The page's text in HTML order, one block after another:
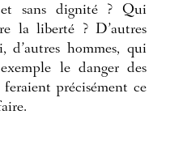
et sans dignité ? Qui
la liberté ? D’autres
d’autres hommes, qui
le danger des
précisément ce